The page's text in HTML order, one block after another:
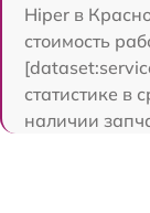
Hiper в
стоимость
статистике в
наличии